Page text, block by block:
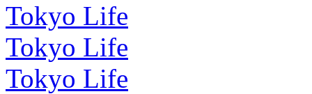
Tokyo Life
Tokyo Life
Tokyo Life